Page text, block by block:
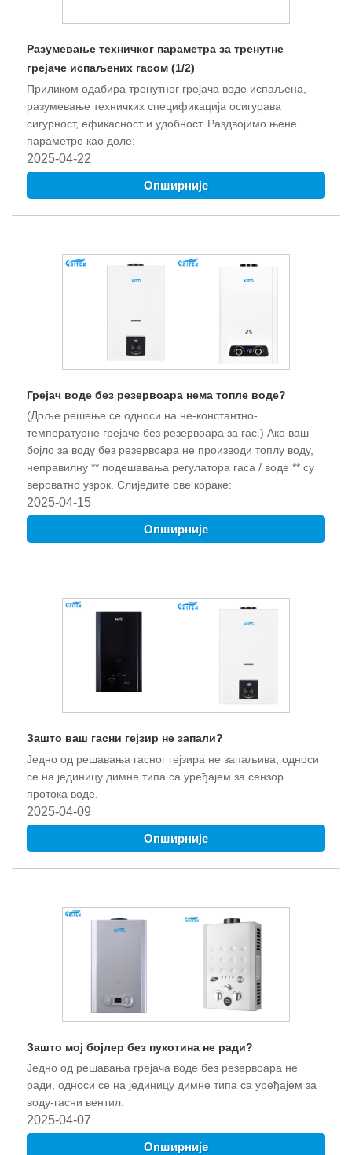
Разумевање техничког параметра за тренутне
грејаче испаљених гасом (1/2)
Приликом одабира тренутног грејача воде испаљена,
разумевање техничких спецификација осигурава
сигурност, ефикасност и удобност. Раздвојимо њене
параметре као доле:
2025-04-22
Опширније
Грејач воде без резервоара нема топле воде?
(Доље решење се односи на не-константно-
температурне грејаче без резервоара за гас.) Ако ваш
бојло за воду без резервоара не производи топлу воду,
неправилну ** подешавања регулатора гаса / воде ** су
вероватно узрок. Слиједите ове кораке:
2025-04-15
Опширније
Зашто ваш гасни гејзир не запали?
Једно од решавања гасног гејзира не запаљива, односи
се на јединицу димне типа са уређајем за сензор
протока воде.
2025-04-09
Опширније
Зашто мој бојлер без пукотина не ради?
Једно од решавања грејача воде без резервоара не
ради, односи се на јединицу димне типа са уређајем за
воду-гасни вентил.
2025-04-07
Опширније